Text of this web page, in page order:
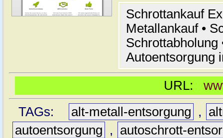
Schrottankauf
Metallankauf •
Schrottabholung
Autoentsorgung
URL:
TAGs:
alt-metall-entsorgung ,
autoentsorgung
,
autoschrott-